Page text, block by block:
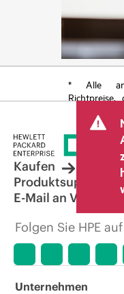
* Alle
kann
festgelegte
dem
angezeigten
Richtpreise
sich das
Kaufen
Produktsupport
E-Mail an Vertrieb
Folgen Sie HPE auf
Unternehmen